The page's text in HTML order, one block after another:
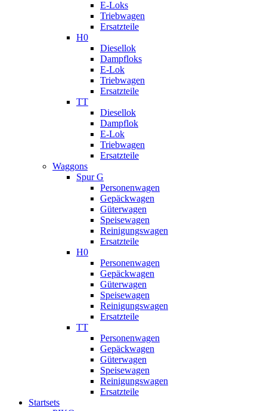
E-Loks
Triebwagen
Ersatzteile
H0
Diesellok
Dampfloks
E-Lok
Triebwagen
Ersatzteile
TT
Diesellok
Dampflok
E-Lok
Triebwagen
Ersatzteile
Waggons
Spur G
Personenwagen
Gepäckwagen
Güterwagen
Speisewagen
Reinigungswagen
Ersatzteile
H0
Personenwagen
Gepäckwagen
Güterwagen
Speisewagen
Reinigungswagen
Ersatzteile
TT
Personenwagen
Gepäckwagen
Güterwagen
Speisewagen
Reinigungswagen
Ersatzteile
Startsets